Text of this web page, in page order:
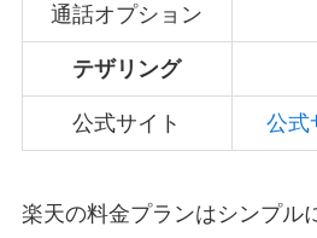
通話オプション
テザリング
公式サイト 公式
楽天の料金プランはシンプル